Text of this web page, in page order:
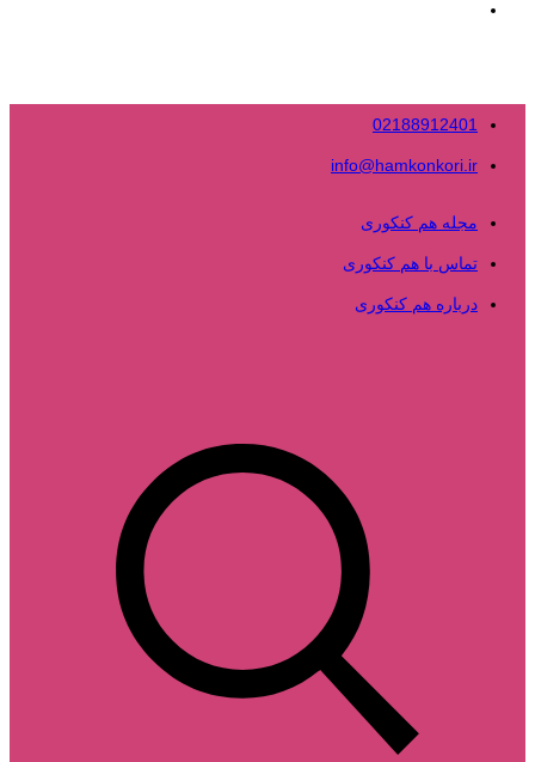
02188912401
info@hamkonkori.ir
مجله هم کنکوری
تماس با هم کنکوری
درباره هم کنکوری